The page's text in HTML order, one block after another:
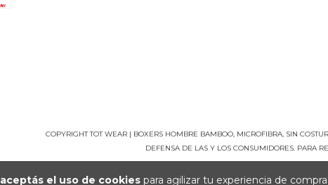
aceptás el uso de cookies para agilizar tu experiencia de compra.
COPYRIGHT TOT WEAR | BOXERS HOMBRE BAMBOO, MICROFIBRA, SIN
DEFENSA DE LAS Y LOS CONSUMIDORES. PARA